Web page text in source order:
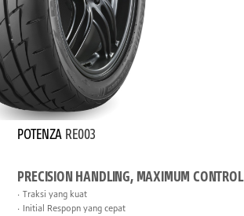
POTENZA RE003
PRECISION HANDLING, MAXIMUM CONTROL
Traksi yang kuat
Initial Respopn yang cepat